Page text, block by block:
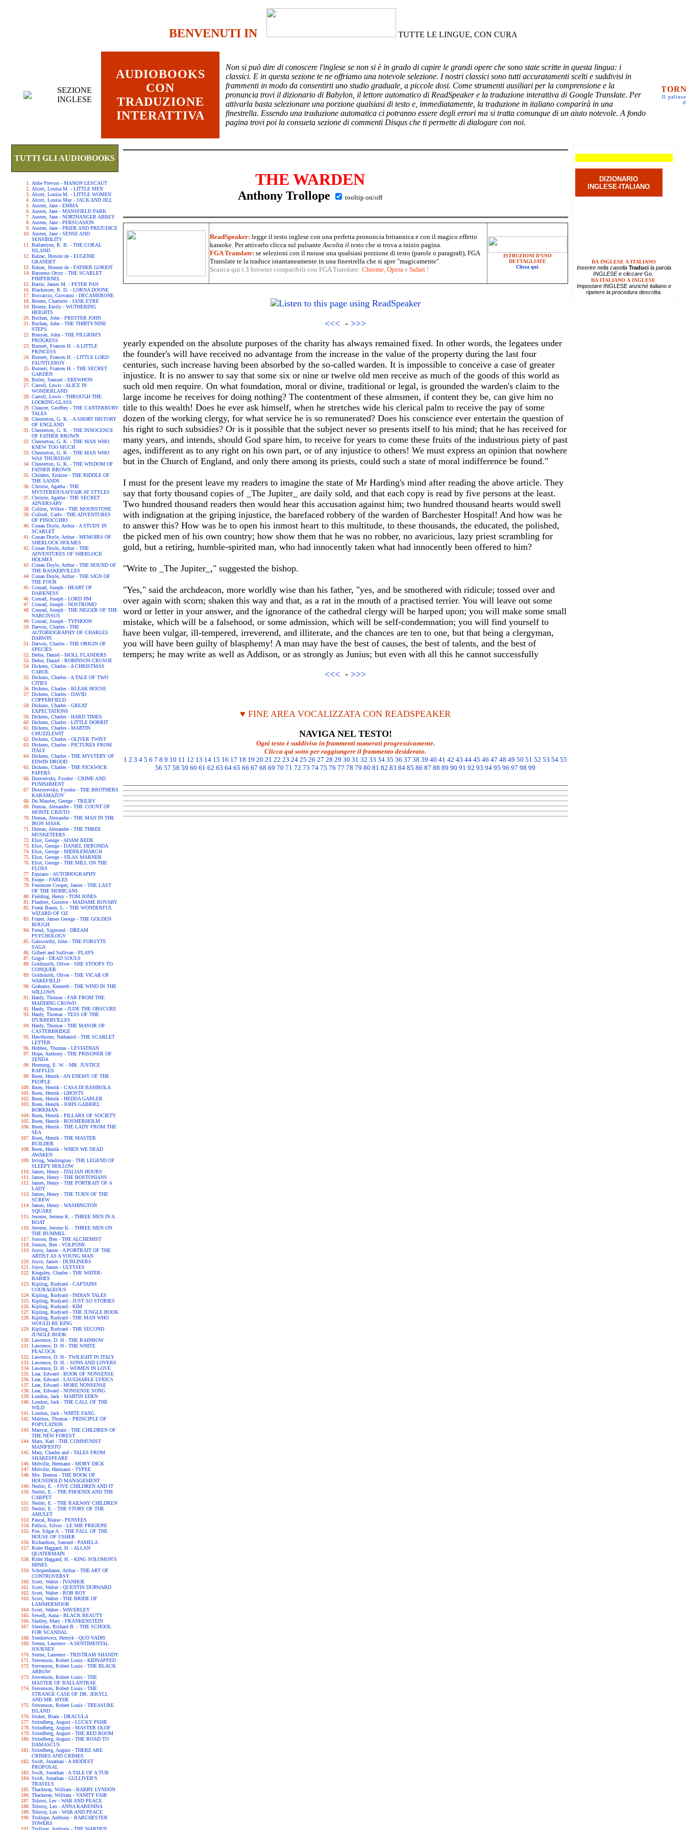
BENVENUTI IN TUTTE LE LINGUE, CON CURA
SEZIONE
INGLESE
AUDIOBOOKS
CON
TRADUZIONE
INTERATTIVA
Non si può dire di conoscere l'inglese se non si è in grado di capire le grandi opere che sono state scritte in questa lingua: i
classici. E in questa sezione te ne offriamo una notevole selezione. I nostri classici sono tutti accuratamenti scelti e suddivisi in
frammenti in modo da consentirti uno studio graduale, a piccole dosi. Come strumenti ausiliari per la comprensione e la
pronuncia trovi il dizionario di Babylon, il lettore automatico di ReadSpeaker e la traduzione interattiva di Google Translate. Per
attivarla basta selezionare una porzione qualsiasi di testo e, immediatamente, la traduzione in italiano comparirà in una
finestrella. Essendo una traduzione automatica ci potranno essere degli errori ma si tratta comunque di un aiuto notevole. A fondo
pagina trovi poi la consueta sezione di commenti Disqus che ti permette di dialogare con noi.
Il
TUTTI GLI AUDIOBOOKS
Abbe Prevost - MANON LESCAUT
Alcott, Louisa M. - LITTLE MEN
Alcott, Louisa M. - LITTLE WOMEN
Alcott, Louisa May - JACK AND JILL
Austen, Jane - EMMA
Austen, Jane - MANSFIELD PARK
Austen, Jane - NORTHANGER ABBEY
Austen, Jane - PERSUASION
Austen, Jane - PRIDE AND PREJUDICE
Austen, Jane - SENSE AND
SENSIBILITY
Ballantyne, R. B. - THE CORAL
ISLAND
Balzac, Honore de - EUGENIE
GRANDET
Balzac, Honore de - FATHER GORIOT
Baroness Orczy - THE SCARLET
PIMPERNEL
Barrie, James M. - PETER PAN
Blackmore, R. D. - LORNA DOONE
Boccaccio, Giovanni - DECAMERONE
Bronte, Charlotte - JANE EYRE
Bronte, Emily - WUTHERING
HEIGHTS
Buchan, John - PRESTER JOHN
Buchan, John - THE THIRTY-NINE
STEPS
Bunyan, John - THE PILGRIM'S
PROGRESS
Burnett, Frances H. - A LITTLE
PRINCESS
Burnett, Frances H. - LITTLE LORD
FAUNTLEROY
Burnett, Frances H. - THE SECRET
GARDEN
Butler, Samuel - EREWHON
Carroll, Lewis - ALICE IN
WONDERLAND
Carroll, Lewis - THROUGH THE
LOOKING-GLASS
Chaucer, Geoffrey - THE CANTERBURY
TALES
Chesterton, G. K. - A SHORT HISTORY
OF ENGLAND
Chesterton, G. K. - THE INNOCENCE
OF FATHER BROWN
Chesterton, G. K. - THE MAN WHO
KNEW TOO MUCH
Chesterton, G. K. - THE MAN WHO
WAS THURSDAY
Chesterton, G. K. - THE WISDOM OF
FATHER BROWN
Childers, Erskine - THE RIDDLE OF
THE SANDS
Christie, Agatha - THE
MYSTERIOUSAFFAIR AT STYLES
Christie, Agatha - THE SECRET
ADVERSARY
Collins, Wilkie - THE MOONSTONE
Collodi, Carlo - THE ADVENTURES
OF PINOCCHIO
Conan Doyle, Arthur - A STUDY IN
SCARLET
Conan Doyle, Arthur - MEMOIRS OF
SHERLOCK HOLMES
Conan Doyle, Arthur - THE
ADVENTURES OF SHERLOCK
HOLMES
Conan Doyle, Arthur - THE HOUND OF
THE BASKERVILLES
Conan Doyle, Arthur - THE SIGN OF
THE FOUR
Conrad, Joseph - HEART OF
DARKNESS
Conrad, Joseph - LORD JIM
Conrad, Joseph - NOSTROMO
Conrad, Joseph - THE NIGGER OF THE
NARCISSUS
Conrad, Joseph - TYPHOON
Darwin, Charles - THE
AUTOBIOGRAPHY OF CHARLES
DARWIN
Darwin, Charles - THE ORIGIN OF
SPECIES
Defoe, Daniel - MOLL FLANDERS
Defoe, Daniel - ROBINSON CRUSOE
Dickens, Charles - A CHRISTMAS
CAROL
Dickens, Charles - A TALE OF TWO
CITIES
Dickens, Charles - BLEAK HOUSE
Dickens, Charles - DAVID
COPPERFIELD
Dickens, Charles - GREAT
EXPECTATIONS
Dickens, Charles - HARD TIMES
Dickens, Charles - LITTLE DORRIT
Dickens, Charles - MARTIN
CHUZZLEWIT
Dickens, Charles - OLIVER TWIST
Dickens, Charles - PICTURES FROM
ITALY
Dickens, Charles - THE MYSTERY OF
EDWIN DROOD
Dickens, Charles - THE PICKWICK
PAPERS
Dostoevsky, Fyodor - CRIME AND
PUNISHMENT
Dostoyevsky, Fyodor - THE BROTHERS
KARAMAZOV
Du Maurier, George - TRILBY
Dumas, Alexandre - THE COUNT OF
MONTE CRISTO
Dumas, Alexandre - THE MAN IN THE
IRON MASK
Dumas, Alexandre - THE THREE
MUSKETEERS
Eliot, George - ADAM BEDE
Eliot, George - DANIEL DERONDA
Eliot, George - MIDDLEMARCH
Eliot, George - SILAS MARNER
Eliot, George - THE MILL ON THE
FLOSS
Equiano - AUTOBIOGRAPHY
Esopo - FABLES
Fenimore Cooper, James - THE LAST
OF THE MOHICANS
Fielding, Henry - TOM JONES
Flaubert, Gustave - MADAME BOVARY
Frank Baum, L. - THE WONDERFUL
WIZARD OF OZ
Frazer, James George - THE GOLDEN
BOUGH
Freud, Sigmund - DREAM
PSYCHOLOGY
Galsworthy, John - THE FORSYTE
SAGA
Gilbert and Sullivan - PLAYS
Gogol - DEAD SOULS
Goldsmith, Oliver - SHE STOOPS TO
CONQUER
Goldsmith, Oliver - THE VICAR OF
WAKEFIELD
Grahame, Kenneth - THE WIND IN THE
WILLOWS
Hardy, Thomas - FAR FROM THE
MADDING CROWD
Hardy, Thomas - JUDE THE OBSCURE
Hardy, Thomas - TESS OF THE
D'URBERVILLES
Hardy, Thomas - THE MAYOR OF
CASTERBRIDGE
Hawthorne, Nathaniel - THE SCARLET
LETTER
Hobbes, Thomas - LEVIATHAN
Hope, Anthony - THE PRISONER OF
ZENDA
Hornung, E. W. - MR. JUSTICE
RAFFLES
Ibsen, Henrik - AN ENEMY OF THE
PEOPLE
Ibsen, Henrik - CASA DI BAMBOLA
Ibsen, Henrik - GHOSTS
Ibsen, Henrik - HEDDA GABLER
Ibsen, Henrik - JOHN GABRIEL
BORKMAN
Ibsen, Henrik - PILLARS OF SOCIETY
Ibsen, Henrik - ROSMERHOLM
Ibsen, Henrik - THE LADY FROM THE
SEA
Ibsen, Henrik - THE MASTER
BUILDER
Ibsen, Henrik - WHEN WE DEAD
AWAKEN
Irving, Washington - THE LEGEND OF
SLEEPY HOLLOW
James, Henry - ITALIAN HOURS
James, Henry - THE BOSTONIANS
James, Henry - THE PORTRAIT OF A
LADY
James, Henry - THE TURN OF THE
SCREW
James, Henry - WASHINGTON
SQUARE
Jerome, Jerome K. - THREE MEN IN A
BOAT
Jerome, Jerome K. - THREE MEN ON
THE BUMMEL
Jonson, Ben - THE ALCHEMIST
Jonson, Ben - VOLPONE
Joyce, James - A PORTRAIT OF THE
ARTIST AS A YOUNG MAN
Joyce, James - DUBLINERS
Joyce, James - ULYSSES
Kingsley, Charles - THE WATER-
BABIES
Kipling, Rudyard - CAPTAINS
COURAGEOUS
Kipling, Rudyard - INDIAN TALES
Kipling, Rudyard - JUST SO STORIES
Kipling, Rudyard - KIM
Kipling, Rudyard - THE JUNGLE BOOK
Kipling, Rudyard - THE MAN WHO
WOULD BE KING
Kipling, Rudyard - THE SECOND
JUNGLE BOOK
Lawrence, D. H - THE RAINBOW
Lawrence, D. H - THE WHITE
PEACOCK
Lawrence, D. H - TWILIGHT IN ITALY
Lawrence, D. H. - SONS AND LOVERS
Lawrence, D. H. - WOMEN IN LOVE
Lear, Edward - BOOK OF NONSENSE
Lear, Edward - LAUGHABLE LYRICS
Lear, Edward - MORE NONSENSE
Lear, Edward - NONSENSE SONG
London, Jack - MARTIN EDEN
London, Jack - THE CALL OF THE
WILD
London, Jack - WHITE FANG
Malthus, Thomas - PRINCIPLE OF
POPULATION
Marryat, Captain - THE CHILDREN OF
THE NEW FOREST
Marx, Karl - THE COMMUNIST
MANIFESTO
Mary, Charles and - TALES FROM
SHAKESPEARE
Melville, Hermann - MOBY DICK
Melville, Hermann - TYPEE
Mrs. Beeton - THE BOOK OF
HOUSEHOLD MANAGEMENT
Nesbit, E. - FIVE CHILDREN AND IT
Nesbit, E. - THE PHOENIX AND THE
CARPET
Nesbit, E. - THE RAILWAY CHILDREN
Nesbit, E. - THE STORY OF THE
AMULET
Pascal, Blaise - PENSEES
Pellico, Silvio - LE MIE PRIGIONI
Poe, Edgar A. - THE FALL OF THE
HOUSE OF USHER
Richardson, Samuel - PAMELA
Rider Haggard, H. - ALLAN
QUATERMAIN
Rider Haggard, H. - KING SOLOMON'S
MINES
Schopenhauer, Arthur - THE ART OF
CONTROVERSY
Scott, Walter - IVANHOE
Scott, Walter - QUENTIN DURWARD
Scott, Walter - ROB ROY
Scott, Walter - THE BRIDE OF
LAMMERMOOR
Scott, Walter - WAVERLEY
Sewell, Anna - BLACK BEAUTY
Shelley, Mary - FRANKENSTEIN
Sheridan, Richard B. - THE SCHOOL
FOR SCANDAL
Sienkiewicz, Henryk - QUO VADIS
Sterne, Laurence - A SENTIMENTAL
JOURNEY
Sterne, Laurence - TRISTRAM SHANDY
Stevenson, Robert Louis - KIDNAPPED
Stevenson, Robert Louis - THE BLACK
ARROW
Stevenson, Robert Louis - THE
MASTER OF BALLANTRAE
Stevenson, Robert Louis - THE
STRANGE CASE OF DR. JEKYLL
AND MR. HYDE
Stevenson, Robert Louis - TREASURE
ISLAND
Stoker, Bram - DRACULA
Strindberg, August - LUCKY PEHR
Strindberg, August - MASTER OLOF
Strindberg, August - THE RED ROOM
Strindberg, August - THE ROAD TO
DAMASCUS
Strindberg, August - THERE ARE
CRIMES AND CRIMES
Swift, Jonathan - A MODEST
PROPOSAL
Swift, Jonathan - A TALE OF A TUB
Swift, Jonathan - GULLIVER'S
TRAVELS
Thackeray, William - BARRY LYNDON
Thackeray, William - VANITY FAIR
Tolstoi, Lev - WAR AND PEACE
Tolstoy, Leo - ANNA KARENINA
Tolstoy, Leo - WAR AND PEACE
Trollope, Anthony - BARCHESTER
TOWERS
Trollope, Anthony - THE WARDEN
THE WARDEN
Anthony Trollope tooltip on/off
ReadSpeaker: legge il testo inglese con una perfetta pronuncia britannica e con il magico effetto
karaoke. Per attivarlo clicca sul pulsanteAscolta il testo che si trova a inizio pagina.
FGA Translate: se selezioni con il mouse una qualsiasi porzione di testo (parole o paragrafi), FGA
Translate te la traduce istantaneamente in una finestrella che si apre "magicamente".
Scarica qui i 3 browser compatibili con FGA Translate: Chrome, Operae Safari !
ISTRUZIONI D'USO
DETTAGLIATE
Clicca qui
<<< - >>>
yearly expended on the absolute purposes of the charity has always remained fixed. In other words, the legatees under
the founder's will have received no advantage from the increase in the value of the property during the last four
centuries, such increase having been absorbed by the so-called warden. It is impossible to conceive a case of greater
injustice. It is no answer to say that some six or nine or twelve old men receive as much of the goods of this world as
such old men require. On what foundation, moral or divine, traditional or legal, is grounded the warden's claim to the
large income he receives for doing nothing? The contentment of these almsmen, if content they be, can give him no
title to this wealth! Does he ever ask himself, when he stretches wide his clerical palm to receive the pay of some
dozen of the working clergy, for what service he is so remunerated? Does his conscience ever entertain the question of
his right to such subsidies? Or is it possible that the subject never so presents itself to his mind; that he has received for
many years, and intends, should God spare him, to receive for years to come these fruits of the industrious piety of past
ages, indifferent as to any right on his own part, or of any injustice to others! We must express an opinion that nowhere
but in the Church of England, and only there among its priests, could such a state of moral indifference be found."
I must for the present leave my readers to imagine the state of Mr Harding's mind after reading the above article. They
say that forty thousand copies of _The Jupiter_ are daily sold, and that each copy is read by five persons at the least.
Two hundred thousand readers then would hear this accusation against him; two hundred thousand hearts would swell
with indignation at the griping injustice, the barefaced robbery of the warden of Barchester Hospital! And how was he
to answer this? How was he to open his inmost heart to this multitude, to these thousands, the educated, the polished,
the picked men of his own country; how show them that he was no robber, no avaricious, lazy priest scrambling for
gold, but a retiring, humble-spirited man, who had innocently taken what had innocently been offered to him?
"Write to _The Jupiter_," suggested the bishop.
"Yes," said the archdeacon, more worldly wise than his father, "yes, and be smothered with ridicule; tossed over and
over again with scorn; shaken this way and that, as a rat in the mouth of a practised terrier. You will leave out some
word or letter in your answer, and the ignorance of the cathedral clergy will be harped upon; you will make some small
mistake, which will be a falsehood, or some admission, which will be self-condemnation; you will find yourself to
have been vulgar, ill-tempered, irreverend, and illiterate, and the chances are ten to one, but that being a clergyman,
you will have been guilty of blasphemy! A man may have the best of causes, the best of talents, and the best of
tempers; he may write as well as Addison, or as strongly as Junius; but even with all this he cannot successfully
<<< - >>>
♥ FINE AREA VOCALIZZATA CON READSPEAKER
NAVIGA NEL TESTO!
Ogni testo è suddiviso in frammenti numerati progressivamente.
Clicca qui sotto per raggiungere il frammento desiderato.
1 2 3 4 5 6 7 8 9 10 11 12 13 14 15 16 17 18 19 20 21 22 23 24 25 26 27 28 29 30 31 32 33 34 35 36 37 38 39 40 41 42 43 44 45 46 47 48 49 50 51 52 53 54 55
56 57 58 59 60 61 62 63 64 65 66 67 68 69 70 71 72 73 74 75 76 77 78 79 80 81 82 83 84 85 86 87 88 89 90 91 92 93 94 95 96 97 98 99
DIZIONARIO
INGLESE-ITALIANO
DA INGLESE A ITALIANO
Inserire nella casella Traducila parola
INGLESE e cliccare Go.
DA ITALIANO A INGLESE
Impostare INGLESEanziché italianoe
ripetere la procedura descritta.